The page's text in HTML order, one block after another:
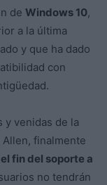
de Windows 10,
a la última
y que ha dado
con
y venidas de la
Allen, finalmente
fin del soporte a
no tendrán